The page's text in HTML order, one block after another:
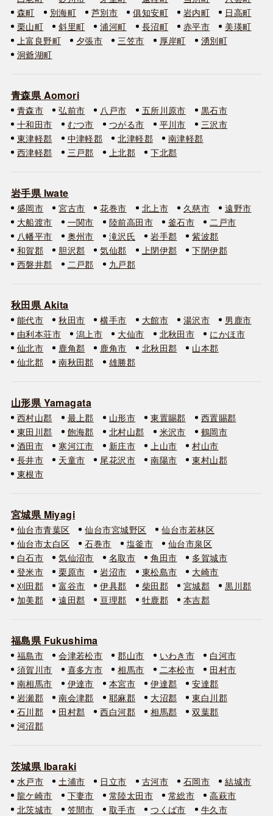
森町
別海町 芦別市 俱知安町 岩内町
日高町
栗山町
斜里町 浦河町 長沼町 赤平市
美瑛町
上富良野町
夕張市 三笠市 厚岸町
湧別町
洞爺湖町
青森県 Aomori
青森市 弘前市 八戸市 五所川原市
黒石市
十和田市
むつ市 つがる市 平川市
三沢市
東津軽郡
中津軽郡 北津軽郡
南津軽郡
西津軽郡
三戸郡 上北郡 下北郡
岩手県 Iwate
盛岡市 宮古市 花巻市 北上市 久慈市
遠野市
大船渡市
一関市 陸前高田市 釜石市
二戸市
八幡平市
奥州市 滝沢氏 岩手郡
紫波郡
和賀郡
胆沢郡 気仙郡 上閉伊郡
下閉伊郡
西磐井郡
二戸郡 九戸郡
秋田県 Akita
能代市 秋田市 横手市 大館市 湯沢市
男鹿市
由利本荘市
潟上市 大仙市 北秋田市
にかほ市
仙北市
鹿角郡 鹿角市 北秋田郡
山本郡
仙北郡
南秋田郡 雄勝郡
山形県 Yamagata
西村山郡 最上郡 山形市 東置賜郡
西置賜郡
東田川郡
飽海郡 北村山郡 米沢市
鶴岡市
酒田市
寒河江市 新庄市 上山市
村山市
長井市
天童市 尾花沢市 南陽市
東村山郡
東根市
宮城県 Miyagi
仙台市青葉区 仙台市宮城野区
仙台市若林区
仙台市太白区
石巻市 塩釜市
仙台市泉区
白石市
気仙沼市 名取市 角田市
多賀城市
登米市
栗原市 岩沼市 東松島市
大崎市
刈田郡
富谷市 伊具郡 柴田郡 宮城郡
黒川郡
加美郡
遠田郡 亘理郡 牡鹿郡 本吉郡
福島県 Fukushima
福島市 会津若松市 郡山市 いわき市
白河市
須賀川市
喜多方市 相馬市 二本松市
田村市
南相馬市
伊達市 本宮市 伊達郡
安達郡
岩瀬郡
南会津郡 耶麻郡 大沼郡
東白川郡
石川郡
田村郡 西白河郡 相馬郡
双葉郡
河沼郡
茨城県 Ibaraki
水戸市 土浦市 日立市 古河市 石岡市
結城市
龍ケ崎市
下妻市 常陸太田市 常総市
高萩市
北茨城市
笠間市 取手市 つくば市
牛久市